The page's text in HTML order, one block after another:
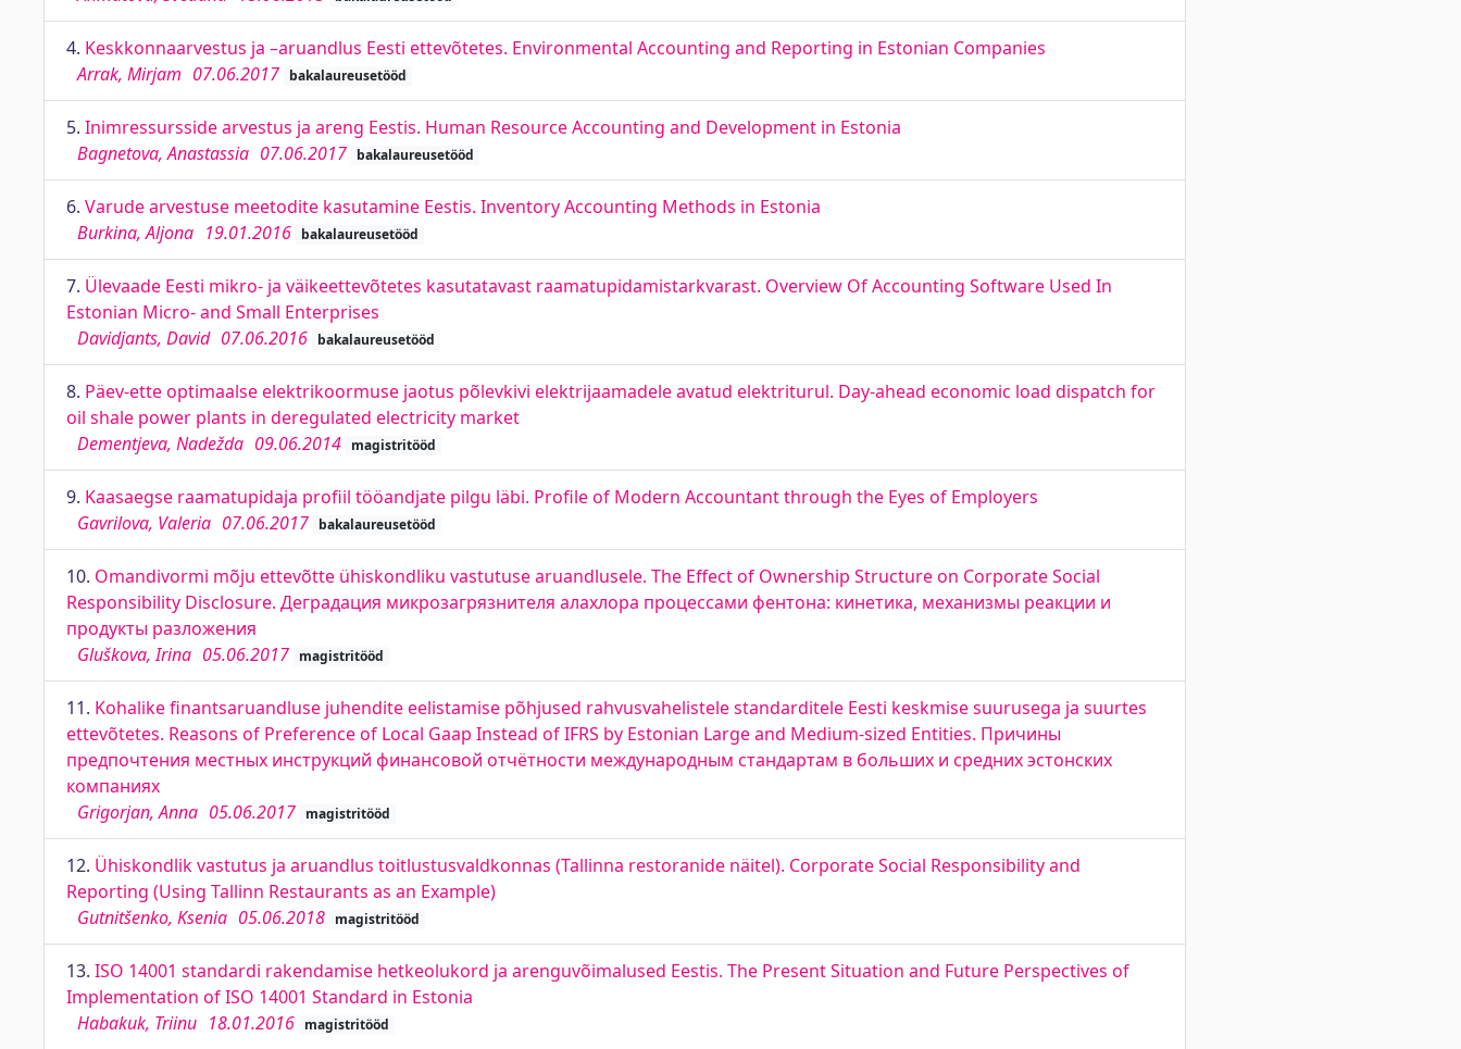
4. Keskkonnaarvestus ja –aruandlus Eesti ettevõtetes. Environmental Accounting and Reporting in Estonian Companies
Arrak, Mirjam 07.06.2017 bakalaureusetööd
5. Inimressursside arvestus ja areng Eestis. Human Resource Accounting and Development in Estonia
Bagnetova, Anastassia 07.06.2017 bakalaureusetööd
6. Varude arvestuse meetodite kasutamine Eestis. Inventory Accounting Methods in Estonia
Burkina, Aljona 19.01.2016 bakalaureusetööd
7. Ülevaade Eesti mikro- ja väikeettevõtetes kasutatavast raamatupidamistarkvarast. Overview Of Accounting Software Used In
Estonian Micro- and Small Enterprises
Davidjants, David 07.06.2016 bakalaureusetööd
8. Päev-ette optimaalse elektrikoormuse jaotus põlevkivi elektrijaamadele avatud elektriturul. Day-ahead economic load dispatch for
oil shale power plants in deregulated electricity market
Dementjeva, Nadežda 09.06.2014 magistritööd
9. Kaasaegse raamatupidaja profiil tööandjate pilgu läbi. Profile of Modern Accountant through the Eyes of Employers
Gavrilova, Valeria 07.06.2017 bakalaureusetööd
10. Omandivormi mõju ettevõtte ühiskondliku vastutuse aruandlusele. The Effect of Ownership Structure on Corporate Social
Responsibility Disclosure. Деградация микрозагрязнителя алахлора процессами фентона: кинетика, механизмы реакции и
продукты разложения
Gluškova, Irina 05.06.2017 magistritööd
11. Kohalike finantsaruandluse juhendite eelistamise põhjused rahvusvahelistele standarditele Eesti keskmise suurusega ja suurtes
ettevõtetes. Reasons of Preference of Local Gaap Instead of IFRS by Estonian Large and Medium-sized Entities. Причины
предпочтения местных инструкций финансовой отчётности международным стандартам в больших и средних эстонских
компаниях
Grigorjan, Anna 05.06.2017 magistritööd
12. Ühiskondlik vastutus ja aruandlus toitlustusvaldkonnas (Tallinna restoranide näitel). Corporate Social Responsibility and
Reporting (Using Tallinn Restaurants as an Example)
Gutnitšenko, Ksenia 05.06.2018 magistritööd
13. ISO 14001 standardi rakendamise hetkeolukord ja arenguvõimalused Eestis. The Present Situation and Future Perspectives of
Implementation of ISO 14001 Standard in Estonia
Habakuk, Triinu 18.01.2016 magistritööd